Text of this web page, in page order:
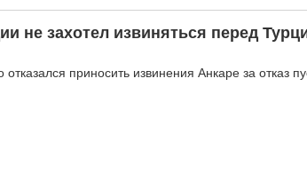
не захотел извиняться перед
приносить извинения Анкаре за отказ